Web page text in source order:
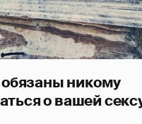
никому
о вашей